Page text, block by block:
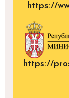
https://
https://